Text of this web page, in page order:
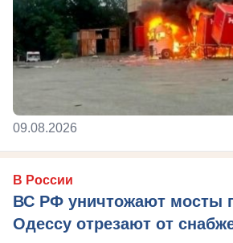
09.08.2026
В России
ВС РФ уничтожают мосты
Одессу отрезают от